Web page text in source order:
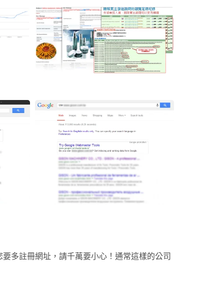
多註冊網址，請千萬要小心！通常這樣的公司